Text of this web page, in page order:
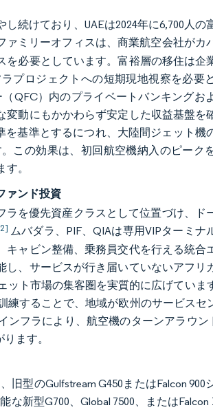
続けており、UAEは2024年に6,700人の
ァミリーオフィスは、商業航空会社がカ
必要としています。富裕層の移住は企
プロジェクトへの短期現地視察を必要
QFC）内のプライベートバンキングお
動にもかかわらず安定した収益基盤を
基準とするにつれ、大陸間ジェット機
この効果は、初回航空機納入のピーク
。
ァンド投資
を優先資産クラスとして位置づけ、ド
ムバダラ、PIF、QIAは専用VIPターミナ
ャビン整備、乗務員交代を行える統合
、サービスが行き届いていないアフリ
ト市場の集客圏を実質的に広げていま
することで、地域が欧州のサービスセ
フラにより、航空機のターンアラウン
ます。
型のGulfstream G450またはFalcon 900
新型G700、Global 7500、またはFalcon